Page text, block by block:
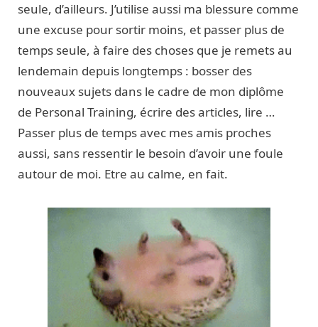
seule, d’ailleurs. J’utilise aussi ma blessure comme
une excuse pour sortir moins, et passer plus de
temps seule, à faire des choses que je remets au
lendemain depuis longtemps : bosser des
nouveaux sujets dans le cadre de mon diplôme
de Personal Training, écrire des articles, lire …
Passer plus de temps avec mes amis proches
aussi, sans ressentir le besoin d’avoir une foule
autour de moi. Etre au calme, en fait.